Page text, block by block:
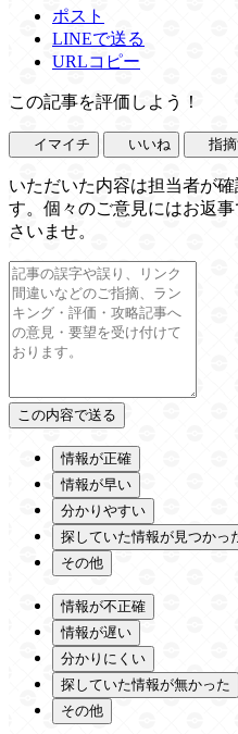
ポスト
LINEで送る
URLコピー
この記事を評価しよう！
イマイチ いいね 指
いただいた内容は担当者が
す。個々のご意見にはお返
さいませ。
情報が正確
情報が早い
分かりやすい
探していた情報が見つかっ
その他
情報が不正確
情報が遅い
分かりにくい
探していた情報が無かった
その他